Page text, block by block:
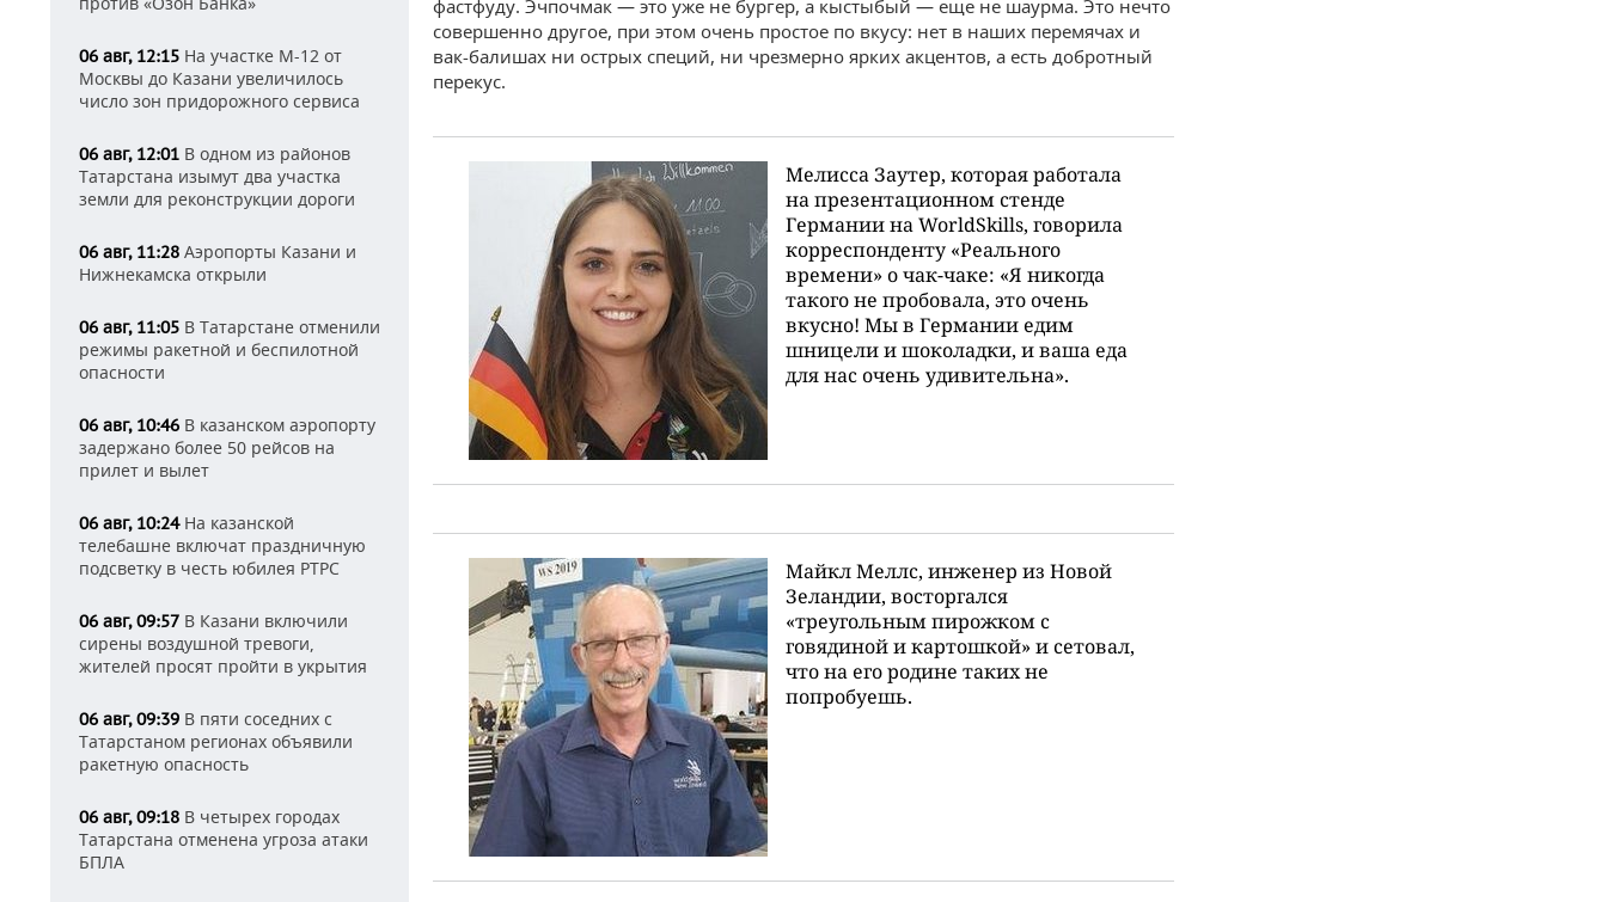
06 авг, 12:15 На участке М-12 от
Москвы до Казани увеличилось
число зон придорожного сервиса
06 авг, 12:01 В одном из районов
Татарстана изымут два участка
земли для реконструкции дороги
06 авг, 11:28 Аэропорты Казани и
Нижнекамска открыли
06 авг, 11:05 В Татарстане отменили
режимы ракетной и беспилотной
опасности
06 авг, 10:46 В казанском аэропорту
задержано более 50 рейсов на
прилет и вылет
06 авг, 10:24На казанской
телебашне включат праздничную
подсветку в честь юбилея РТРС
06 авг, 09:57 В Казани включили
сирены воздушной тревоги,
жителей просят пройти в укрытия
06 авг, 09:39 В пяти соседних с
Татарстаном регионах объявили
ракетную опасность
06 авг, 09:18 В четырех городах
Татарстана отменена угроза атаки
БПЛА
фастфуду. Эчпочмак — это уже не бургер, а кыстыбый — еще не шаурма. Это нечто
совершенно другое, при этом очень простое по вкусу: нет в наших перемячах и
вак-балишах ни острых специй, ни чрезмерно ярких акцентов, а есть добротный
перекус.
Мелисса Заутер, которая работала
на презентационном стенде
Германии на WorldSkills, говорила
корреспонденту «Реального
времени» о чак-чаке: «Я никогда
такого не пробовала, это очень
вкусно! Мы в Германии едим
шницели и шоколадки, и ваша еда
для нас очень удивительна».
Майкл Меллс, инженер из Новой
Зеландии, восторгался
«треугольным пирожком с
говядиной и картошкой» и сетовал,
что на его родине таких не
попробуешь.